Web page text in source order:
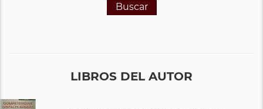
Buscar
LIBROS DEL AUTOR